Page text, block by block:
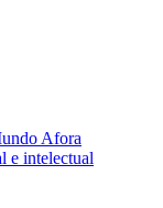
Afora
e intelectual